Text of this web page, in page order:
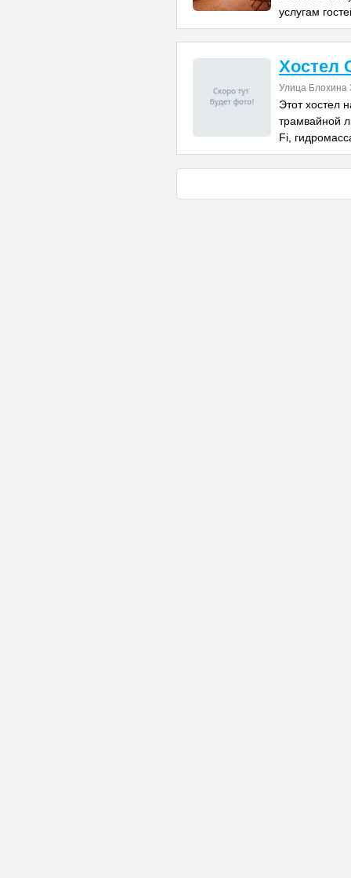
услугам
Хостел
Улица Блохина
Этот хостел
трамвайной
Fi,